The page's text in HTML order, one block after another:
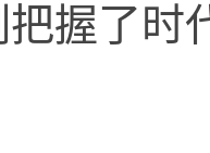
握了时